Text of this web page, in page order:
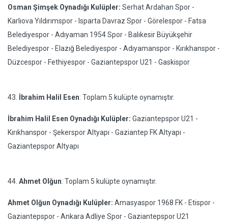
Osman Şimşek Oynadığı Kulüpler: Serhat Ardahan Spor -
Karlıova Yıldırımspor - Isparta Davraz Spor - Görelespor - Fatsa
Belediyespor - Adıyaman 1954 Spor - Balıkesir Büyükşehir
Belediyespor - Elazığ Belediyespor - Adıyamanspor - Kırıkhanspor -
Düzcespor - Fethiyespor - Gaziantepspor U21 - Gaskispor
43. İbrahim Halil Esen: Toplam 5 kulüpte oynamıştır.
İbrahim Halil Esen Oynadığı Kulüpler: Gaziantepspor U21 -
Kırıkhanspor - Şekerspor Altyapı - Gaziantep FK Altyapı -
Gaziantepspor Altyapı
44. Ahmet Olğun: Toplam 5 kulüpte oynamıştır.
Ahmet Olğun Oynadığı Kulüpler: Amasyaspor 1968 FK - Etispor -
Gaziantepspor - Ankara Adliye Spor - Gaziantepspor U21